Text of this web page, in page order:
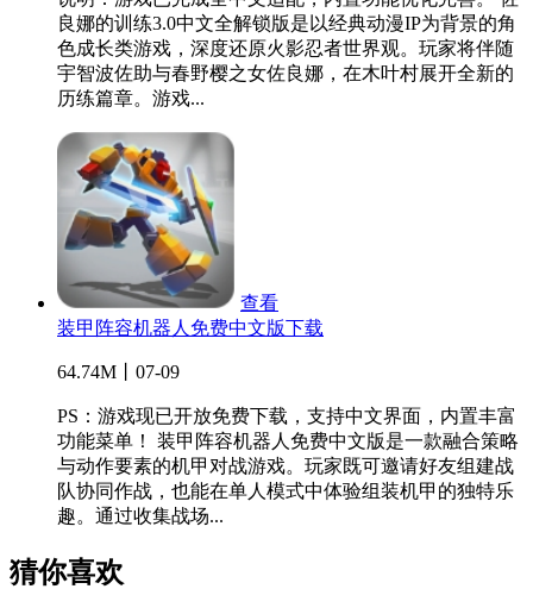
良娜的训练3.0中文全解锁版是以经典动漫IP为背景的角
色成长类游戏，深度还原火影忍者世界观。玩家将伴随
宇智波佐助与春野樱之女佐良娜，在木叶村展开全新的
历练篇章。游戏...
查看
装甲阵容机器人免费中文版下载
64.74M丨07-09
PS：游戏现已开放免费下载，支持中文界面，内置丰富
功能菜单！ 装甲阵容机器人免费中文版是一款融合策略
与动作要素的机甲对战游戏。玩家既可邀请好友组建战
队协同作战，也能在单人模式中体验组装机甲的独特乐
趣。通过收集战场...
猜你喜欢